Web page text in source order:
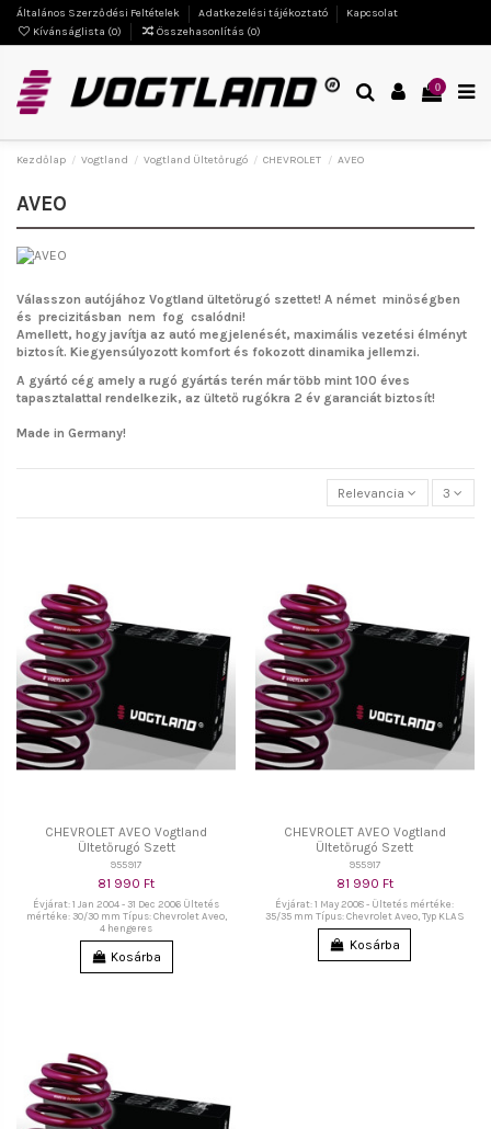
Általános Szerződési Feltételek Adatkezelési tájékoztató
Kapcsolat
Kívánságlista (0) Összehasonlítás (0)
0
Kezdőlap Vogtland Vogtland Ültetőrugó CHEVROLET AVEO
AVEO
Válasszon autójához Vogtland ültetőrugó szettet! A német minőségben
és precizitásban nem fog csalódni!
Amellett, hogy javítja az autó megjelenését, maximális vezetési élményt
biztosít. Kiegyensúlyozott komfort és fokozott dinamika jellemzi.
A gyártó cég amely a rugó gyártás terén már több mint 100 éves
tapasztalattal rendelkezik, az ültető rugókra 2 év garanciát biztosít!
Made in Germany!
Relevancia 3
CHEVROLET AVEO Vogtland
Ültetőrugó Szett
955917
81 990 Ft
Évjárat: 1 Jan 2004 - 31 Dec 2006 Ültetés
mértéke: 30/30 mm Típus: Chevrolet Aveo,
4 hengeres
Kosárba
CHEVROLET AVEO Vogtland
Ültetőrugó Szett
955917
81 990 Ft
Évjárat: 1 May 2008 - Ültetés mértéke:
35/35 mm Típus: Chevrolet Aveo, Typ KLAS
Kosárba